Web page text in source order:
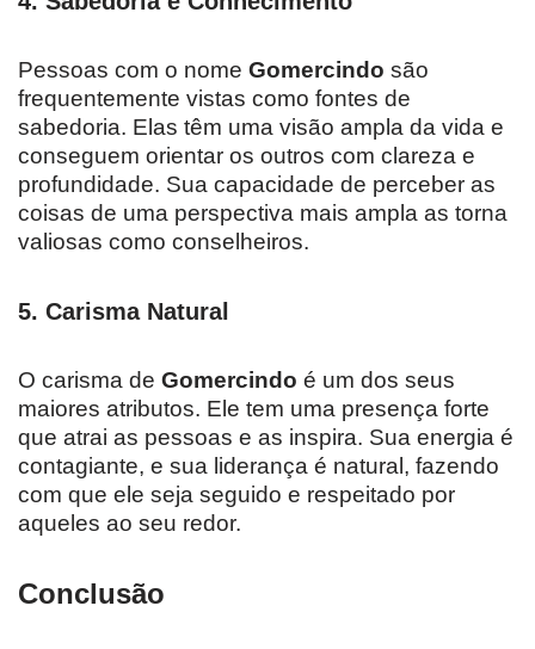
Pessoas com o nome Gomercindo são
frequentemente vistas como fontes de
sabedoria. Elas têm uma visão ampla da vida e
conseguem orientar os outros com clareza e
profundidade. Sua capacidade de perceber as
coisas de uma perspectiva mais ampla as torna
valiosas como conselheiros.
5. Carisma Natural
O carisma de Gomercindo é um dos seus
maiores atributos. Ele tem uma presença forte
que atrai as pessoas e as inspira. Sua energia é
contagiante, e sua liderança é natural, fazendo
com que ele seja seguido e respeitado por
aqueles ao seu redor.
Conclusão